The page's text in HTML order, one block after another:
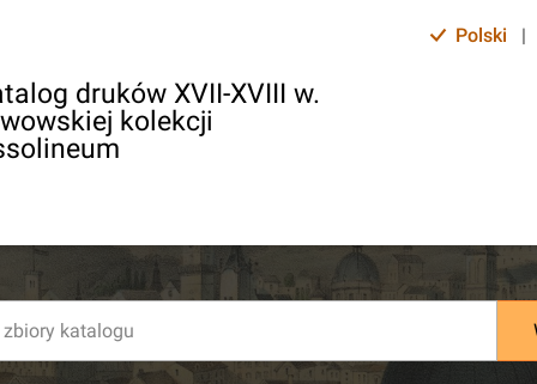
druków XVII-XVIII w.
kolekcji
Polski |